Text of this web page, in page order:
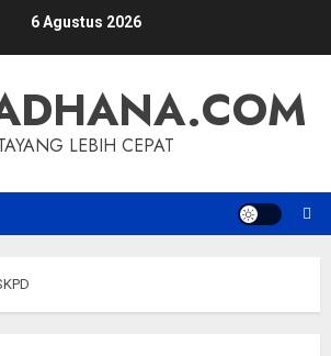
6 Agustus 2026
LEBIH CEPAT